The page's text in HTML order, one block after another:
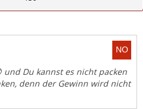
und Du kannst es nicht packen
denn der Gewinn wird nicht
Zitieren